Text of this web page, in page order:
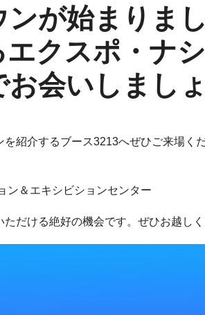
が始まりま
エクスポ・ナ
会いしまし
紹介するブース3213へぜひご来場く
ン＆エキシビションセンター
だける絶好の機会です。ぜひお越し